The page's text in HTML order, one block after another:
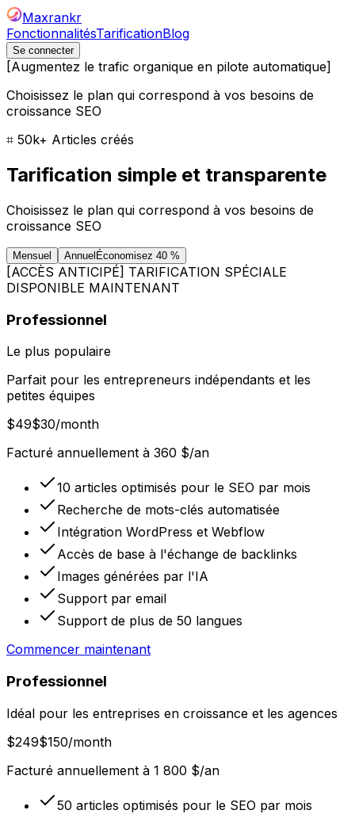
Maxrankr
FonctionnalitésTarificationBlog
Se connecter
[Augmentez le trafic organique en pilote automatique]
Choisissez le plan qui correspond à vos besoins de
croissance SEO
⌗ 50k+ Articles créés
Tarification simple et transparente
Choisissez le plan qui correspond à vos besoins de
croissance SEO
Mensuel Annuel Économisez 40 %
[ACCÈS ANTICIPÉ] TARIFICATION SPÉCIALE
DISPONIBLE MAINTENANT
Professionnel
Le plus populaire
Parfait pour les entrepreneurs indépendants et les
petites équipes
$49$30/month
Facturé annuellement à 360 $/an
10 articles optimisés pour le SEO par mois
Recherche de mots-clés automatisée
Intégration WordPress et Webflow
Accès de base à l'échange de backlinks
Images générées par l'IA
Support par email
Support de plus de 50 langues
Commencer maintenant
Professionnel
Idéal pour les entreprises en croissance et les agences
$249$150/month
Facturé annuellement à 1 800 $/an
50 articles optimisés pour le SEO par mois